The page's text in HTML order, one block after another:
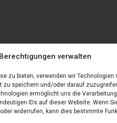
Berechtigungen verwalten
zu bieten, verwenden wir Technologien
zu speichern und/oder darauf
ermöglicht uns die
IDs auf dieser Website. Wenn
widerrufen, kann dies bestimmte
eigenen Bild